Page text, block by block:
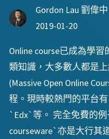
Gordon Lau 劉偉中
2019-01-20
Online course已成為學
類知識，大多數人都是
(Massive Open Online
程。現時較熱門的平台
`Edx`等。 完全免費的例
courseware`亦是大行其